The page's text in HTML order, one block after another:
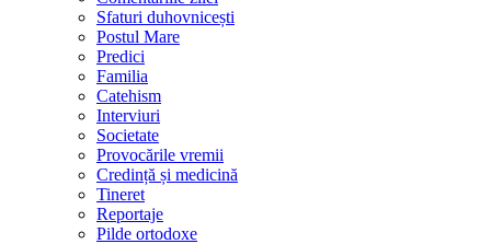
Sfaturi duhovnicești
Postul Mare
Predici
Familia
Catehism
Interviuri
Societate
Provocările vremii
Credință și medicină
Tineret
Reportaje
Pilde ortodoxe